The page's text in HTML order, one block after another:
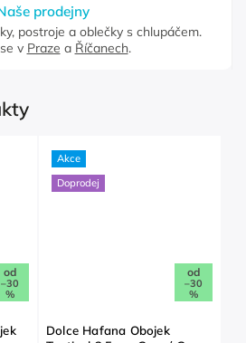
prodejny
postroje a oblečky s chlupáčem.
v Praze a Říčanech.
od
–30
%
Akce
Doprodej
od
–30
%
Dolce Hafana Obojek